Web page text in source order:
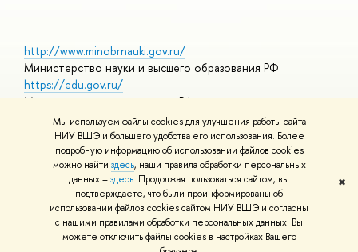
Мы используем файлы cookies для улучшения работы сайта
НИУ ВШЭ и большего удобства его использования. Более
подробную информацию об использовании файлов cookies
можно найти здесь, наши правила обработки персональных
данных –здесь. Продолжая пользоваться сайтом, вы
подтверждаете, что были проинформированы об
использовании файлов cookies сайтом НИУ ВШЭ и согласны
с нашими правилами обработки персональных данных. Вы
можете отключить файлы cookies в настройках Вашего
✖
http://www.minobrnauki.gov.ru/
Министерство науки и высшего образования РФ
https://edu.gov.ru/
Министерство просвещения РФ
https://elearning.hse.ru/mooc
Массовые открытые онлайн-курсы
© НИУ ВШЭ 1993–2026 Адреса и контактыУсловия
использования материалов Политика конфиденциальности
Шрифты HSE Sans и HSE Slab разработаны вШколе дизайна НИУ